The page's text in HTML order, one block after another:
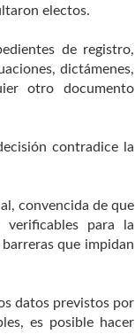
electos.
de registro,
dictámenes,
otro documento
contradice la
convencida de que
verificables para la
que impidan
datos previstos por
es posible hacer